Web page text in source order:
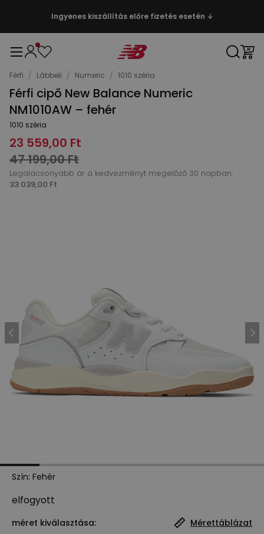
Ingyenes kiszállítás előre fizetés esetén ↓
Férfi / Lábbeli / Numeric / 1010 széria
Férfi cipő New Balance Numeric
NM1010AW – fehér
1010 széria
23 559,00 Ft
47 199,00 Ft
Legalacsonyabb ár a kedvezményt megelőző 30 napban:
33 039,00 Ft
Szín: Fehér
elfogyott
méret kiválasztása: Mérettáblázat